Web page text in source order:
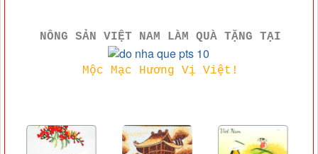
NÔNG SẢN VIỆT NAM LÀM QUÀ TẶNG TẠI
Mộc Mạc Hương Vị Việt!